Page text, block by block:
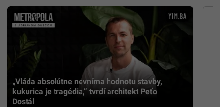
„Vláda absolútne nevníma hodnotu stavby,
kukurica je tragédia,” tvrdí architekt Peťo
Dostál